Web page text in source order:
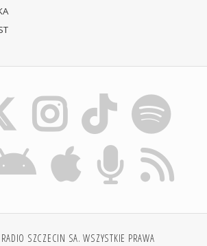
SZCZECIN SA. WSZYSTKIE PRAWA